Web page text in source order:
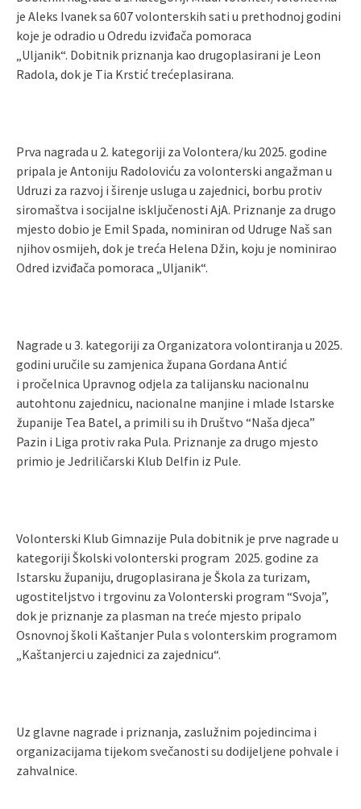
je Aleks Ivanek sa 607 volonterskih sati u prethodnoj godini
koje je odradio u Odredu izviđača pomoraca
„Uljanik“. Dobitnik priznanja kao drugoplasirani je Leon
Radola, dok je Tia Krstić trećeplasirana.
Prva nagrada u 2. kategoriji za Volontera/ku 2025. godine
pripala je Antoniju Radoloviću za volonterski angažman u
Udruzi za razvoj i širenje usluga u zajednici, borbu protiv
siromaštva i socijalne isključenosti AjA. Priznanje za drugo
mjesto dobio je Emil Spada, nominiran od Udruge Naš san
njihov osmijeh, dok je treća Helena Džin, koju je nominirao
Odred izviđača pomoraca „Uljanik“.
Nagrade u 3. kategoriji za Organizatora volontiranja u 2025.
godini uručile su zamjenica župana Gordana Antić
i pročelnica Upravnog odjela za talijansku nacionalnu
autohtonu zajednicu, nacionalne manjine i mlade Istarske
županije Tea Batel, a primili su ih Društvo “Naša djeca”
Pazin i Liga protiv raka Pula. Priznanje za drugo mjesto
primio je Jedriličarski Klub Delfin iz Pule.
Volonterski Klub Gimnazije Pula dobitnik je prve nagrade u
kategoriji Školski volonterski program 2025. godine za
Istarsku županiju, drugoplasirana je Škola za turizam,
ugostiteljstvo i trgovinu za Volonterski program “Svoja”,
dok je priznanje za plasman na treće mjesto pripalo
Osnovnoj školi Kaštanjer Pula s volonterskim programom
„Kaštanjerci u zajednici za zajednicu“.
Uz glavne nagrade i priznanja, zaslužnim pojedincima i
organizacijama tijekom svečanosti su dodijeljene pohvale i
zahvalnice.